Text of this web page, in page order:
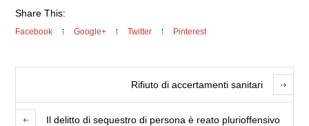
Share This:
Facebook Google+ Twitter Pinterest
Rifiuto di accertamenti sanitari
Il delitto di sequestro di persona è reato plurioffensivo